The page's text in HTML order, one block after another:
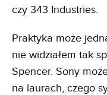
czy 343 Industries.
Praktyka może
nie widziałem tak
Spencer. Sony
na laurach, czego